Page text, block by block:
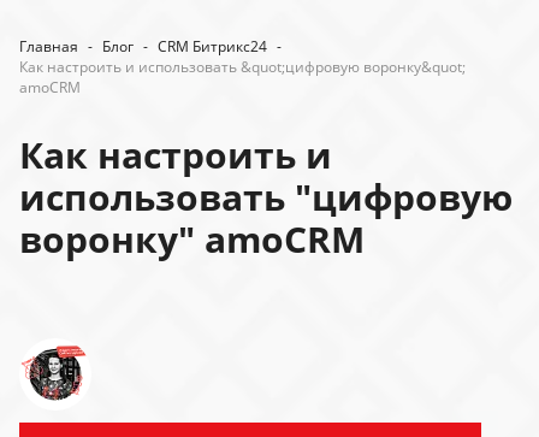
Главная - Блог - CRM Битрикс24 -
Как настроить и использовать &quot;цифровую воронку&quot;
amoCRM
Как настроить и
использовать "цифровую
воронку" amoCRM